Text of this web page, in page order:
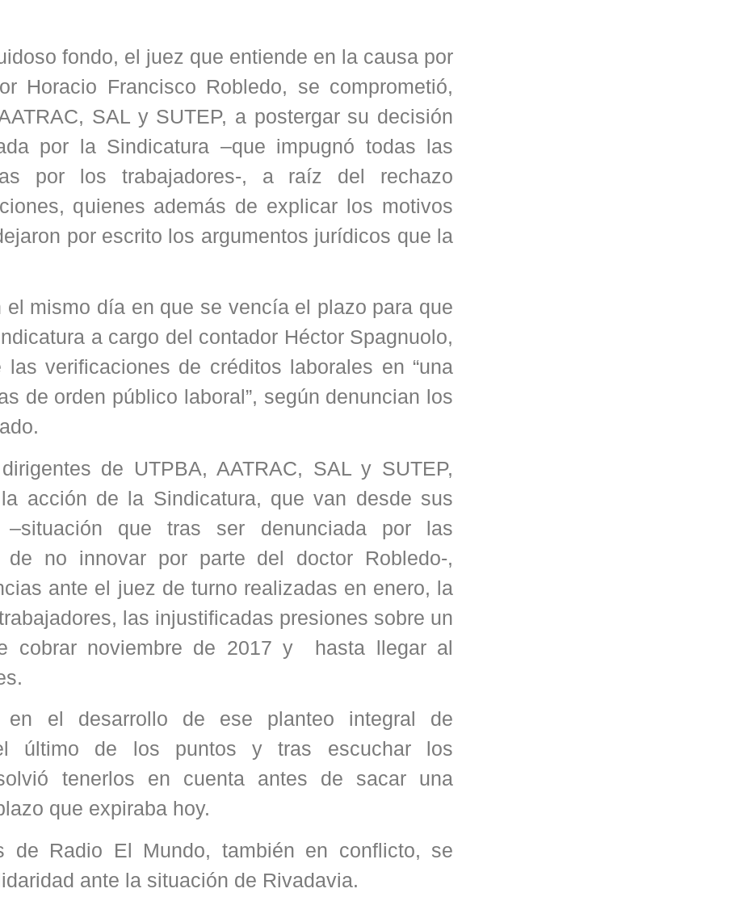
fondo, el juez que entiende en la causa por
Horacio Francisco Robledo, se comprometió,
SAL y SUTEP, a postergar su decisión
por la Sindicatura –que impugnó todas las
por los trabajadores-, a raíz del rechazo
quienes además de explicar los motivos
por escrito los argumentos jurídicos que la
mismo día en que se vencía el plazo para que
a cargo del contador Héctor Spagnuolo,
verificaciones de créditos laborales en “una
de orden público laboral”, según denuncian los
de UTPBA, AATRAC, SAL y SUTEP,
acción de la Sindicatura, que van desde sus
–situación que tras ser denunciada por las
de no innovar por parte del doctor Robledo-,
ante el juez de turno realizadas en enero, la
las injustificadas presiones sobre un
cobrar noviembre de 2017 y hasta llegar al
el desarrollo de ese planteo integral de
último de los puntos y tras escuchar los
tenerlos en cuenta antes de sacar una
que expiraba hoy.
de Radio El Mundo, también en conflicto, se
ante la situación de Rivadavia.